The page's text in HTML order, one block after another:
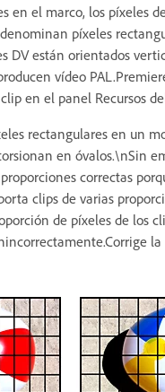
en el marco, los píxeles
píxeles
DV están orientados
vídeo
en el panel Recursos
rectangulares en un
en óvalos.\nSin
correctas
clips de varias
de píxeles de los